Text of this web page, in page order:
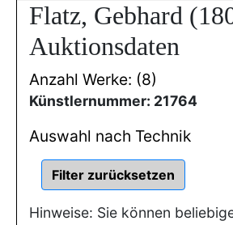
Flatz, Gebhard
Auktionsdaten
Anzahl Werke: (8)
Künstlernummer: 21764
Auswahl nach Technik
Hinweise: Sie können